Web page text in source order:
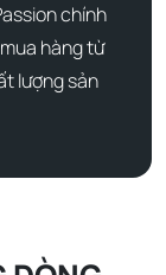
chính
hàng từ
lượng sản